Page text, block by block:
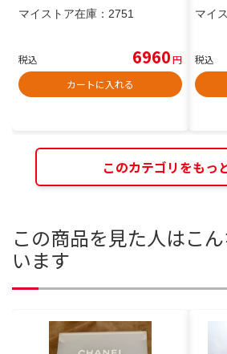
マイストア在庫： 2751
税込 6960円
カートに入れる
マイ
税込
このカテゴリをもっ
この商品を見た人はこ
います